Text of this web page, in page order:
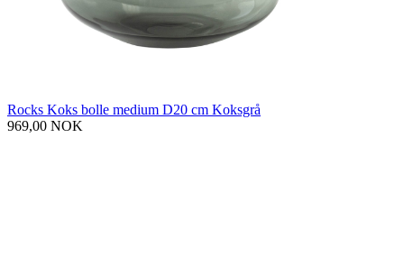
Rocks Koks bolle medium D20 cm Koksgrå
969,00 NOK